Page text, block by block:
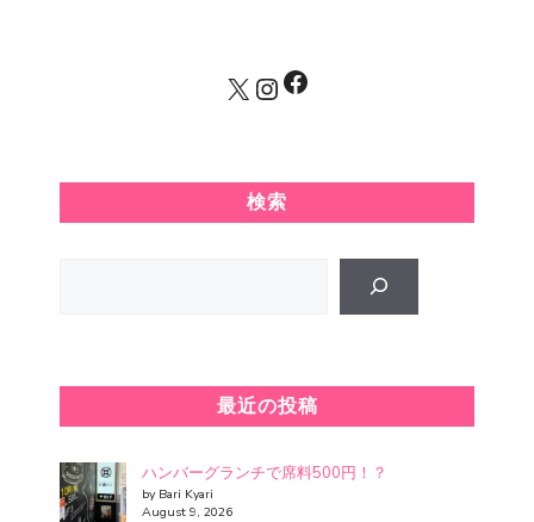
X Instagram
Facebook
検索
最近の投稿
ハンバーグランチで席料500円！？
by Bari Kyari
August 9, 2026